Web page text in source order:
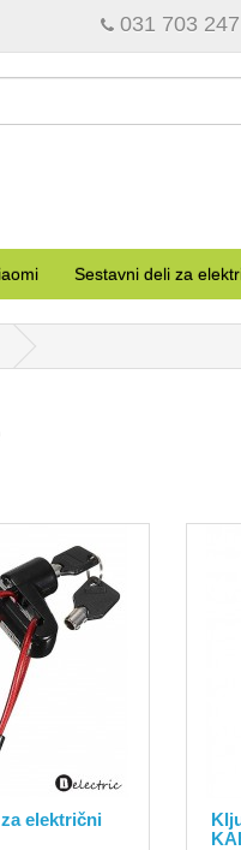
031 703 247
Sestavni deli za
električni